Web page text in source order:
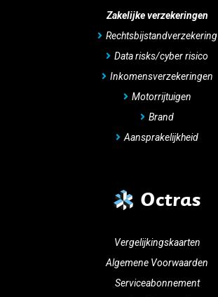
Zakelijke verzekeringen
Rechtsbijstandverzekering
Data risks/cyber risico
Inkomensverzekeringen
Motorrijtuigen
Brand
Aansprakelijkheid
Octras
Vergelijkingskaarten
Algemene Voorwaarden
Serviceabonnement